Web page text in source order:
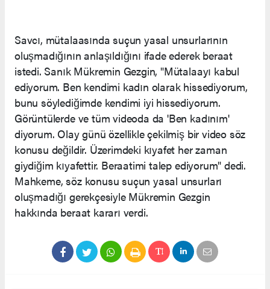
Savcı, mütalaasında suçun yasal unsurlarının
oluşmadığının anlaşıldığını ifade ederek beraat
istedi. Sanık Mükremin Gezgin, "Mütalaayı kabul
ediyorum. Ben kendimi kadın olarak hissediyorum,
bunu söylediğimde kendimi iyi hissediyorum.
Görüntülerde ve tüm videoda da 'Ben kadınım'
diyorum. Olay günü özellikle çekilmiş bir video söz
konusu değildir. Üzerimdeki kıyafet her zaman
giydiğim kıyafettir. Beraatimi talep ediyorum" dedi.
Mahkeme, söz konusu suçun yasal unsurları
oluşmadığı gerekçesiyle Mükremin Gezgin
hakkında beraat kararı verdi.